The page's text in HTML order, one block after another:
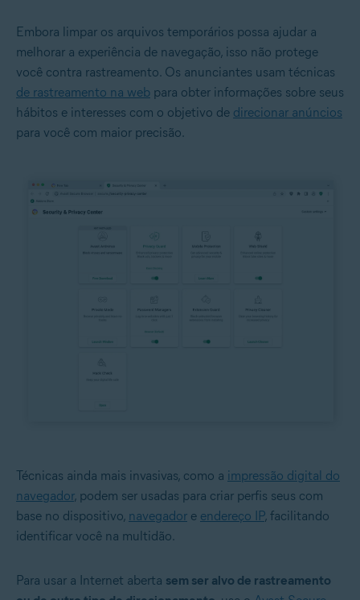
Embora limpar os arquivos temporários possa ajudar a
melhorar a experiência de navegação, isso não protege
você contra rastreamento. Os anunciantes usam técnicas
de rastreamento na web para obter informações sobre seus
hábitos e interesses com o objetivo de direcionar anúncios
para você com maior precisão.
Técnicas ainda mais invasivas, como a impressão digital do
navegador, podem ser usadas para criar perfis seus com
base no dispositivo, navegador e endereço IP, facilitando
identificar você na multidão.
Para usar a Internet aberta sem ser alvo de rastreamento